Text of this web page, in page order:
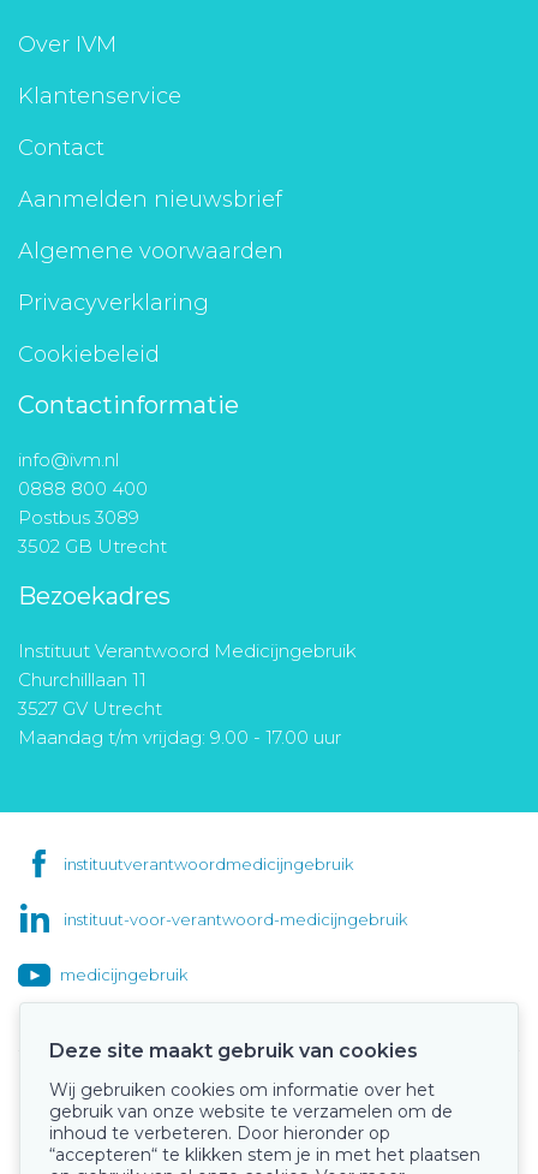
Over IVM
Klantenservice
Contact
Aanmelden nieuwsbrief
Algemene voorwaarden
Privacyverklaring
Cookiebeleid
Contactinformatie
info@ivm.nl
0888 800 400
Postbus 3089
3502 GB Utrecht
Bezoekadres
Instituut Verantwoord Medicijngebruik
Churchilllaan 11
3527 GV Utrecht
Maandag t/m vrijdag: 9.00 - 17.00 uur
instituutverantwoordmedicijngebruik
instituut-voor-verantwoord-medicijngebruik
medicijngebruik
Onze keurmerken
Deze site maakt gebruik van cookies
Wij gebruiken cookies om informatie over het
gebruik van onze website te verzamelen om de
inhoud te verbeteren. Door hieronder op
“accepteren“ te klikken stem je in met het plaatsen